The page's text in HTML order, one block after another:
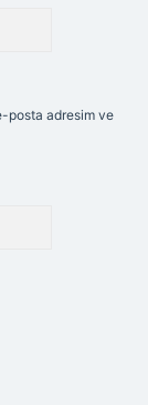
posta adresim ve